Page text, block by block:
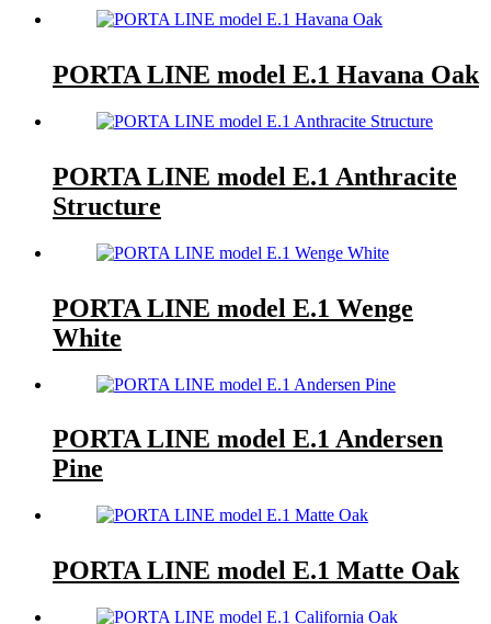
PORTA LINE model E.1 Havana Oak
PORTA LINE model E.1 Anthracite
Structure
PORTA LINE model E.1 Wenge
White
PORTA LINE model E.1 Andersen
Pine
PORTA LINE model E.1 Matte Oak